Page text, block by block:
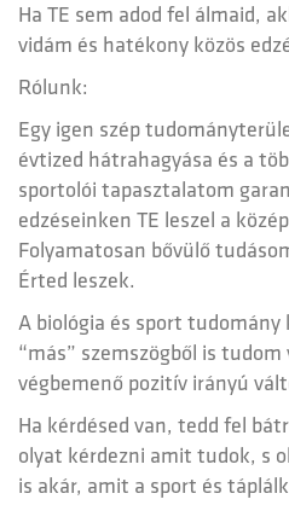
Ha TE sem adod fel álmaid,
vidám és hatékony közös
Rólunk:
Egy igen szép
évtized hátrahagyása és a
sportolói tapasztalatom
edzéseinken TE leszel a
Folyamatosan bővülő
Érted leszek.
A biológia és sport
“más” szemszögből is
végbemenő pozitív irányú
Ha kérdésed van, tedd fel
olyat kérdezni amit tudok, s
is akár, amit a sport és